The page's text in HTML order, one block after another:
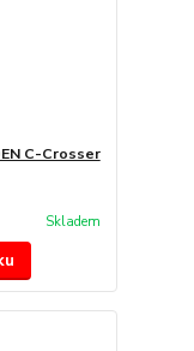
C-Crosser
Skladem